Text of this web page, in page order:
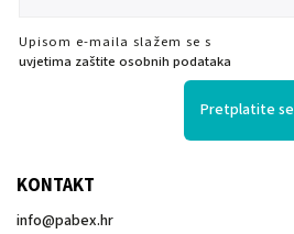
Upisom e-maila slažem se s
uvjetima zaštite osobnih podataka
Pretplatite se
KONTAKT
info@pabex.hr